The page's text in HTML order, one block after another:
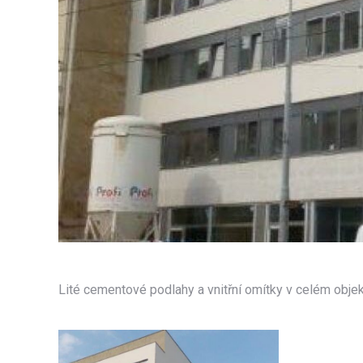
Lité cementové podlahy a vnitřní omítky v celém